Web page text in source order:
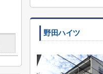
野田ハイツ